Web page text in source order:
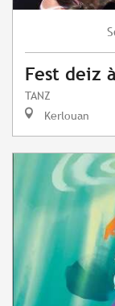
Fest deiz
TANZ
Kerlouan